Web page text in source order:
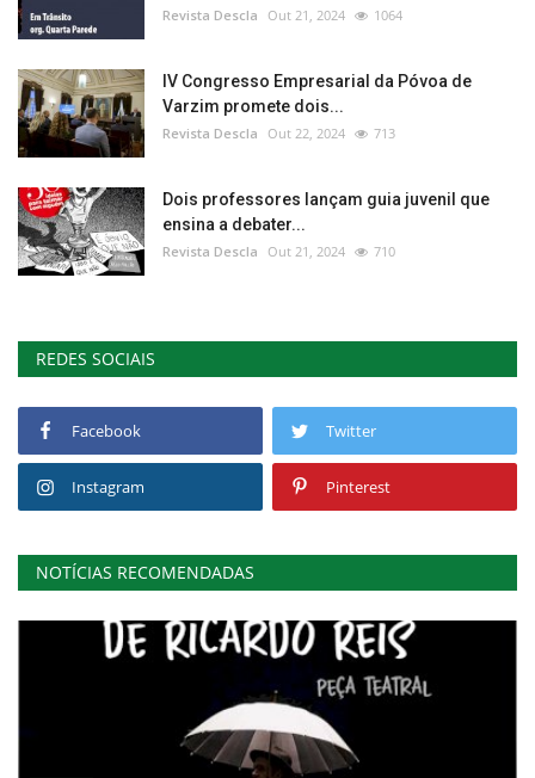
Revista Descla Out 21, 2024 1064
IV Congresso Empresarial da Póvoa de
Varzim promete dois...
Revista Descla Out 22, 2024 713
Dois professores lançam guia juvenil que
ensina a debater...
Revista Descla Out 21, 2024 710
REDES SOCIAIS
Facebook Twitter
Instagram Pinterest
NOTÍCIAS RECOMENDADAS